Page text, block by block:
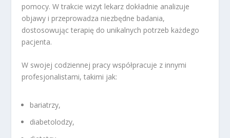
pomocy. W trakcie wizyt lekarz dokładnie analizuje
objawy i przeprowadza niezbędne badania,
dostosowując terapię do unikalnych potrzeb każdego
pacjenta.
W swojej codziennej pracy współpracuje z innymi
profesjonalistami, takimi jak:
bariatrzy,
diabetolodzy,